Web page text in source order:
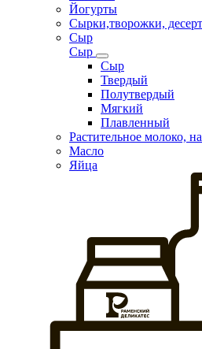
Йогурты
Сырки,творожки,
Сыр
Сыр
Сыр
Твердый
Полутвердый
Мягкий
Плавленный
Растительное молоко,
Масло
Яйца